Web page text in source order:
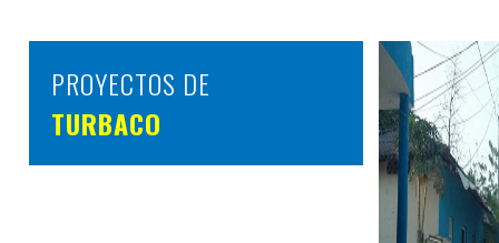
PROYECTOS DE
TURBACO